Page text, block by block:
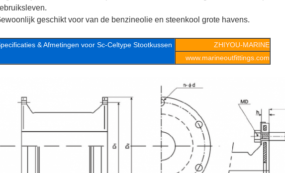
geschikt voor van de benzineolie en steenkool grote havens.
& Afmetingen voor Sc-Celtype Stootkussen
ZHIYOU-MARINE
www.marineoutfittings.com